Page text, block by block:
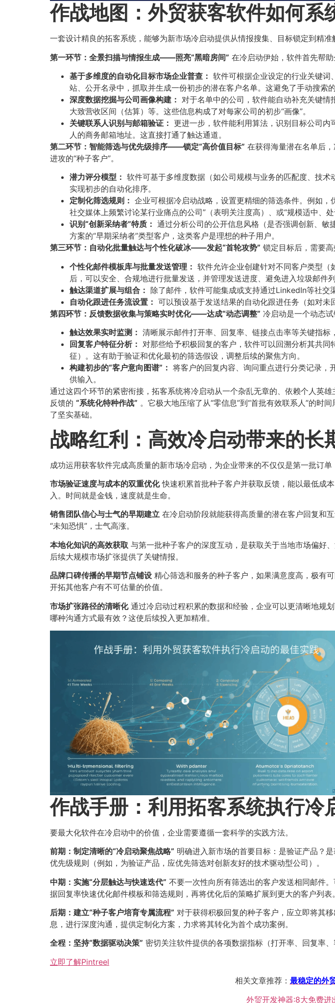
作战地图：外贸获客软件如何系
一套设计精良的拓客系统，能够为新市场冷启动提供从情报搜集、目标锁定到精
第一环节：全景扫描与情报生成——照亮“黑暗房间”​ 在冷启动伊始，软件首先帮助
基于多维度的自动化目标市场企业普查：​ 软件可根据企业设定的行业关键词
站、公开名录中，抓取并生成一份初步的潜在客户名单。这避免了手动搜索的
深度数据挖掘与公司画像构建：​ 对于名单中的公司，软件能自动补充关键情
大致营收区间（估算）等。这些信息构成了对每家公司的初步“画像”。
关键联系人识别与邮箱验证：​ 更进一步，软件能利用算法，识别目标公司
人的商务邮箱地址。这直接打通了触达通道。
第二环节：智能筛选与优先级排序——锁定“高价值目标”​ 在获得海量潜在名单后
进攻的“种子客户”。
潜力评分模型：​ 软件可基于多维度数据（如公司规模与业务的匹配度、技术
实现初步的自动化排序。
定制化筛选规则：​ 企业可根据冷启动战略，设置更精细的筛选条件。例如，
社交媒体上频繁讨论某行业痛点的公司”（表明关注度高）、或“规模适中、
识别“创新采纳者”特质：​ 通过分析公司的公开信息风格（是否强调创新、
方案的“早期采纳者”类型客户，这类客户是理想的种子用户。
第三环节：自动化批量触达与个性化破冰——发起“首轮攻势”​ 锁定目标后，需要
个性化邮件模板库与批量发送管理：​ 软件允许企业创建针对不同客户类型
后，可以安全、合规地进行批量发送，并管理发送进度、避免进入垃圾邮件列
触达渠道扩展与组合：​ 除了邮件，软件可能集成或支持通过LinkedIn等社交
自动化跟进任务流设置：​ 可以预设基于发送结果的自动化跟进任务（如对未
第四环节：反馈数据收集与策略实时优化——达成“动态调整”​ 冷启动是一个动态
触达效果实时监测：​ 清晰展示邮件打开率、回复率、链接点击率等关键指标
回复客户特征分析：​ 对那些给予积极回复的客户，软件可以回溯分析其共
征）。这有助于验证和优化最初的筛选假设，调整后续的聚焦方向。
构建初步的“客户意向图谱”：​ 将客户的回复内容、询问重点进行分类记录，
供输入。
通过这四个环节的紧密衔接，拓客系统将冷启动从一个杂乱无章的、依赖个人英
反馈的 ​“系统化特种作战”​ 。它极大地压缩了从“零信息”到“首批有效联系人”的时
了坚实基础。
战略红利：高效冷启动带来的长
成功运用获客软件完成高质量的新市场冷启动，为企业带来的不仅仅是第一批订单
市场验证速度与成本的双重优化快速积累首批种子客户并获取反馈，能以最低成
入。时间就是金钱，速度就是生命。
销售团队信心与士气的早期建立 在冷启动阶段就能获得高质量的潜在客户回复和
“未知恐惧”，士气高涨。
本地化知识的高效获取 与第一批种子客户的深度互动，是获取关于当地市场偏好
后续大规模市场扩张提供了关键情报。
品牌口碑传播的早期节点铺设 精心筛选和服务的种子客户，如果满意度高，极有
开拓其他客户有不可估量的价值。
市场扩张路径的清晰化通过冷启动过程积累的数据和经验，企业可以更清晰地规
哪种沟通方式最有效？这使后续投入更加精准。
作战手册：利用拓客系统执行冷
要最大化软件在冷启动中的价值，企业需要遵循一套科学的实践方法。
前期：制定清晰的“冷启动聚焦战略”​ 明确进入新市场的首要目标：是验证产品？
优先级规则（例如，为验证产品，应优先筛选对创新友好的技术驱动型公司）。
中期：实施“分层触达与快速迭代”​ 不要一次性向所有筛选出的客户发送相同邮件
据回复率快速优化邮件模板和筛选规则，再将优化后的策略扩展到更大的客户列表。
后期：建立“种子客户培育专属流程”​ 对于获得积极回复的种子客户，应立即将其
息，进行深度沟通，提供定制化方案，力求将其转化为首个成功案例。
全程：坚持“数据驱动决策”​ 密切关注软件提供的各项数据指标（打开率、回复率
立即了解Pintreel
相关文章推荐： 最稳定的外
外贸开发神器:8大免费进